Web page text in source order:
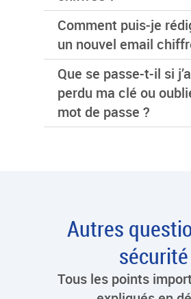
Comment puis-je
un nouvel email
Que se passe-t-il si
perdu ma clé ou
mot de passe ?
Autres
sécurité
Tous les points